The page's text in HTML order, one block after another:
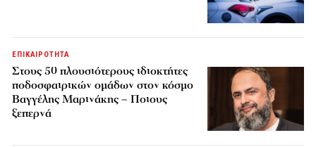
ΕΠΙΚΑΙΡΟΤΗΤΑ
Στους 50 πλουσιότερους ιδιοκτήτες
ποδοσφαιρικών ομάδων στον κόσμο
Βαγγέλης Μαρινάκης – Ποιους
ξεπερνά